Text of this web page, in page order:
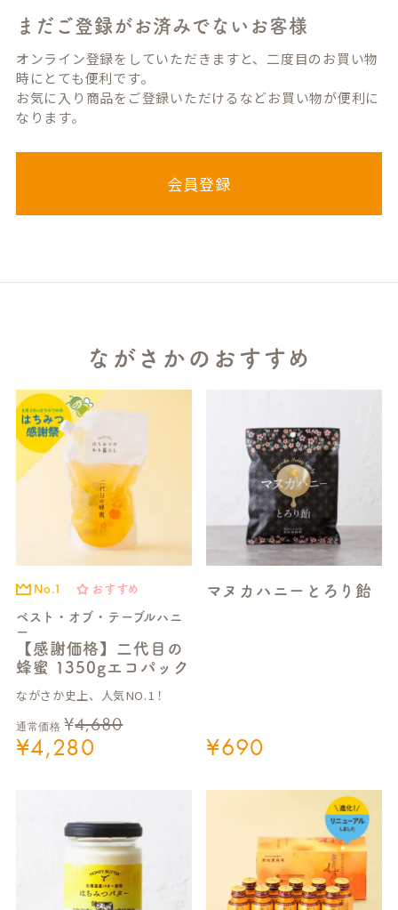
まだご登録がお済みでないお客様
オンライン登録をしていただきますと、二度目のお買い物
時にとても便利です。
お気に入り商品をご登録いただけるなどお買い物が便利に
なります。
会員登録
ながさかのおすすめ
No.1 おすすめ
ベスト・オブ・テーブルハニ
ー
【感謝価格】二代目の
蜂蜜 1350gエコパック
ながさか史上、人気NO.1！
通常価格 ¥4,680
¥4,280
マヌカハニーとろり飴
¥690